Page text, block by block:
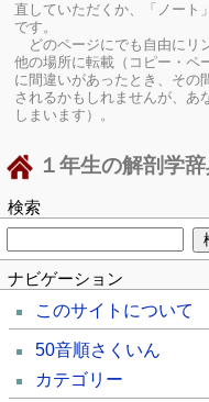
直していただくか、「ノート
です。
どのページにでも自由にリ
他の場所に転載（コピー・ペ
に間違いがあったとき、その
されるかもしれませんが、あ
しまいます）。
１年生の解剖学
検索
ナビゲーション
このサイトについて
50音順さくいん
カテゴリー